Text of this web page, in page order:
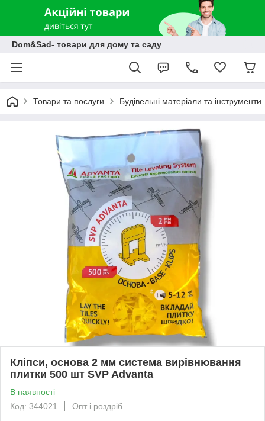
Dom&Sad- товари для дому та саду
Товари та послуги Будівельні матеріали та інструменти
Кліпси, основа 2 мм система вирівнювання
плитки 500 шт SVP Advanta
В наявності
Код: 344021
Опт і роздріб